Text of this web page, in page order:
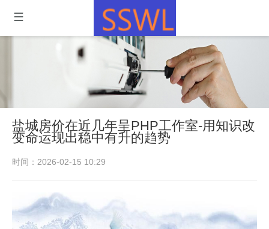
盐城房价在近几年呈PHP工作室-用知识改
变命运现出稳中有升的趋势
时间：2026-02-15 10:29